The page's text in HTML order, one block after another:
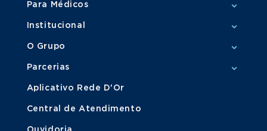
Para Médicos
Institucional
O Grupo
Parcerias
Aplicativo Rede D'Or
Central de Atendimento